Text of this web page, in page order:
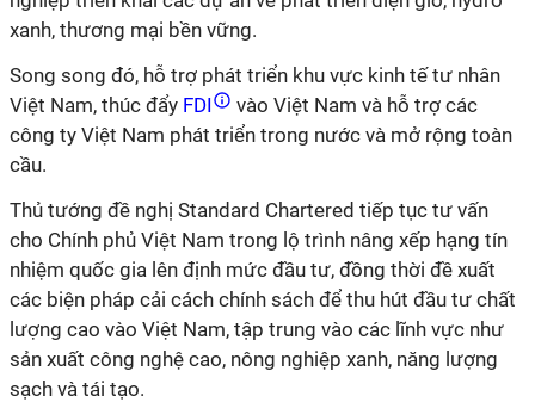
xanh, thương mại bền vững.
Song song đó, hỗ trợ phát triển khu vực kinh tế tư nhân
Việt Nam, thúc đẩy FDI
vào Việt Nam và hỗ trợ các
công ty Việt Nam phát triển trong nước và mở rộng toàn
cầu.
Thủ tướng đề nghị Standard Chartered tiếp tục tư vấn
cho Chính phủ Việt Nam trong lộ trình nâng xếp hạng tín
nhiệm quốc gia lên định mức đầu tư, đồng thời đề xuất
các biện pháp cải cách chính sách để thu hút đầu tư chất
lượng cao vào Việt Nam, tập trung vào các lĩnh vực như
sản xuất công nghệ cao, nông nghiệp xanh, năng lượng
sạch và tái tạo.